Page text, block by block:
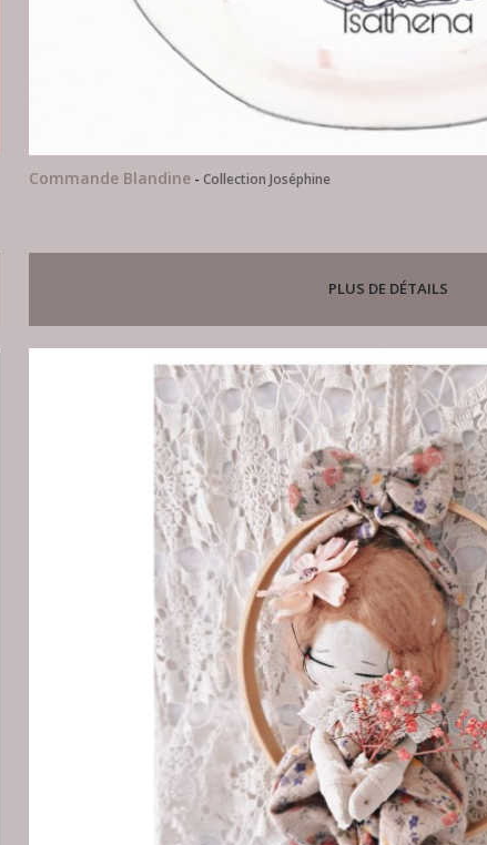
Commande Blandine -Collection Joséphine
PLUS DE DÉTAILS